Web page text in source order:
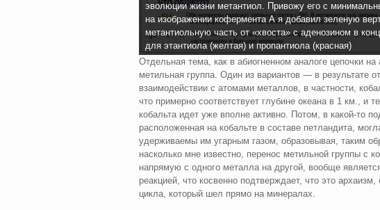
эволюции жизни метантиол. Привожу его с
на изображении кофермента А я добавил зеленую
метантиольную часть от «хвоста» с аденозином в
для этантиола (желтая) и пропантиола (красная)
Отдельная тема, как в абиогненном аналоге цепочки
метильная группа. Один из вариантов — в результате
взаимодействии с атомами металлов, в частности,
что примерно соответствует глубине океана в 1 км., и
кобальта идет уже вполне активно. Потом, в какой‑то
расположенная на кобальте в составе петландита,
удерживаемы им угарным газом, образовывая, таким
насколько мне известно, перенос метильной группы с
напрямую с одного металла на другой, вообще
реакцией, что косвенно подтверждает, что это
цикла, который шел прямо на минералах.